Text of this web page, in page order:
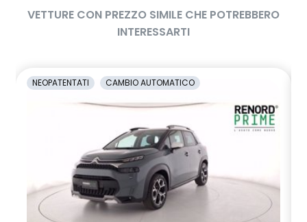
VETTURE CON PREZZO SIMILE CHE POTREBBERO
INTERESSARTI
NEOPATENTATI CAMBIO AUTOMATICO